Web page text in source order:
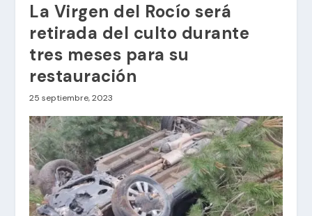
La Virgen del Rocío será
retirada del culto durante
tres meses para su
restauración
25 septiembre, 2023